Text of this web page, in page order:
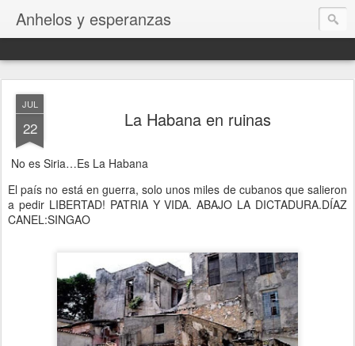
Anhelos y esperanzas
JUL
22 La Habana en ruinas
No es Siria…Es La Habana
El país no está en guerra, solo unos miles de cubanos que salieron
a pedir LIBERTAD! PATRIA Y VIDA. ABAJO LA DICTADURA.DÍAZ
CANEL:SINGAO